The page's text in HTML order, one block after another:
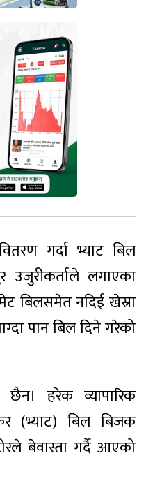
गर्दा भ्याट बिल
लगाएका
बिलसमेत नदिई खेस्रा
पान बिल दिने गरेको
हरेक व्यापारिक
(भ्याट) बिल बिजक
बेवास्ता गर्दै आएको